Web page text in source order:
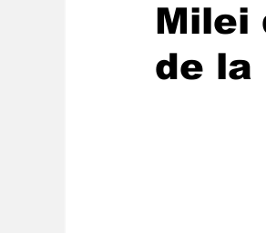
Milei
de la